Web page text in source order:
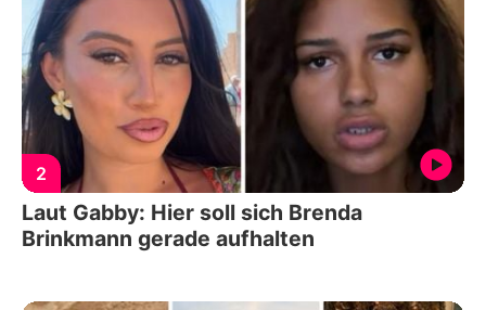
2
Laut Gabby: Hier soll sich Brenda
Brinkmann gerade aufhalten